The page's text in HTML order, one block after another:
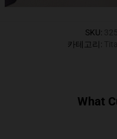
SKU:
카테고리 :
What